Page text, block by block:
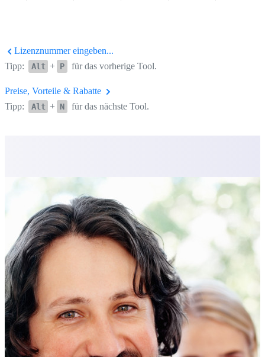
Lizenznummer eingeben...
Tipp:
Alt + P für das vorherige Tool.
Preise, Vorteile & Rabatte
Tipp:
Alt + N für das nächste Tool.